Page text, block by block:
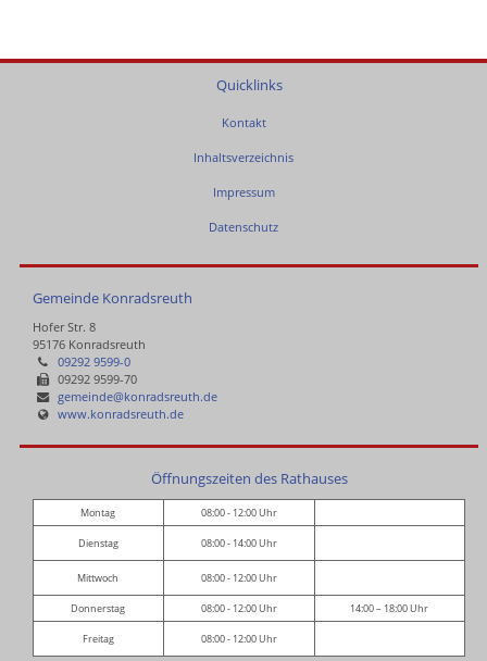
Quicklinks
Kontakt
Inhaltsverzeichnis
Impressum
Datenschutz
Gemeinde Konradsreuth
Hofer Str. 8
95176 Konradsreuth
09292 9599-0
09292 9599-70
gemeinde@konradsreuth.de
www.konradsreuth.de
Öffnungszeiten des Rathauses
Montag 08:00 - 12:00 Uhr
Dienstag 08:00 - 14:00 Uhr
Mittwoch 08:00 - 12:00 Uhr
Donnerstag 08:00 - 12:00 Uhr 14:00 – 18:00 Uhr
Freitag 08:00 - 12:00 Uhr